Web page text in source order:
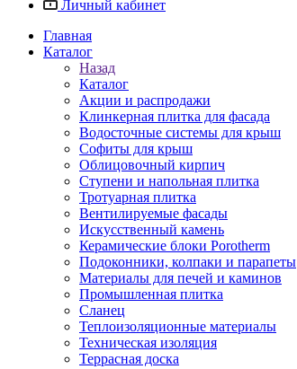
Личный кабинет
Главная
Каталог
Назад
Каталог
Акции и распродажи
Клинкерная плитка для фасада
Водосточные системы для крыш
Софиты для крыш
Облицовочный кирпич
Ступени и напольная плитка
Тротуарная плитка
Вентилируемые фасады
Искусственный камень
Керамические блоки Porotherm
Подоконники, колпаки и парапеты
Материалы для печей и каминов
Промышленная плитка
Сланец
Теплоизоляционные материалы
Техническая изоляция
Террасная доска